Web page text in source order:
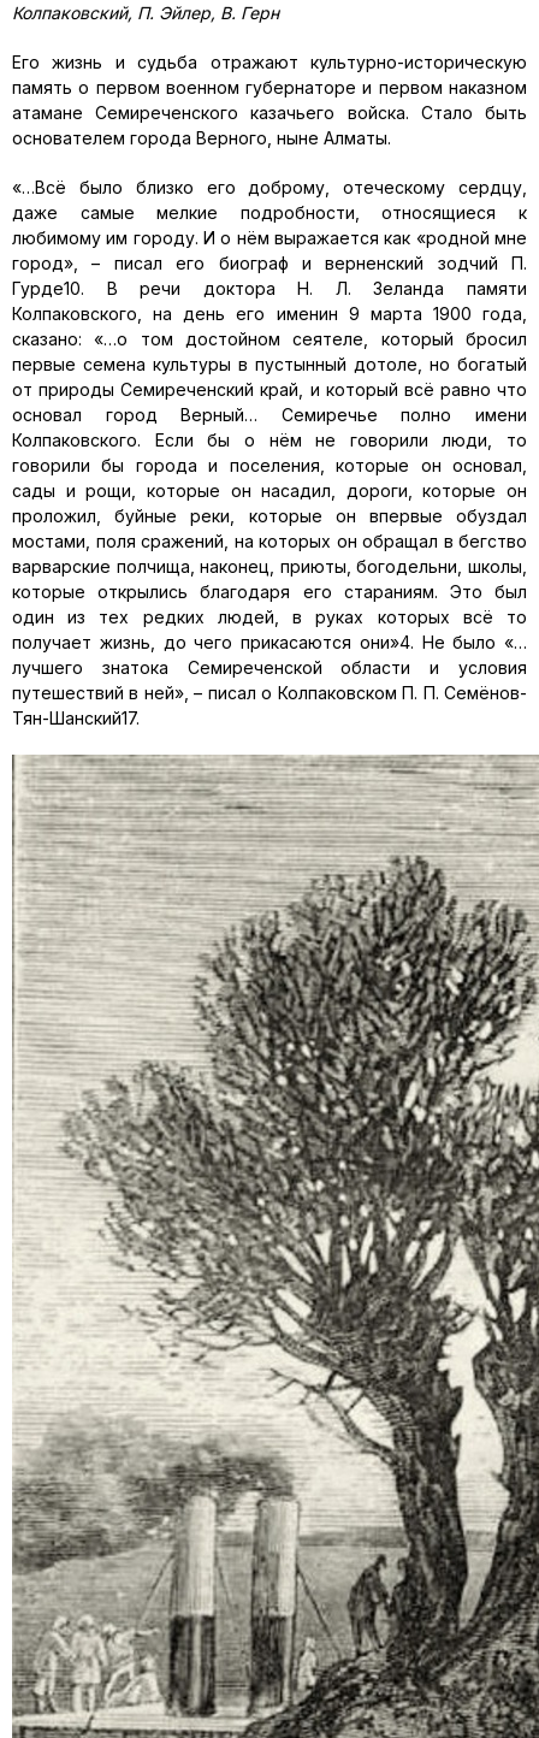
Колпаковский, П. Эйлер, В. Герн
Его жизнь и судьба отражают культурно-историческую
память о первом военном губернаторе и первом наказном
атамане Семиреченского казачьего войска. Стало быть
основателем города Верного, ныне Алматы.
«…Всё было близко его доброму, отеческому сердцу,
даже самые мелкие подробности, относящиеся к
любимому им городу. И о нём выражается как «родной мне
город», – писал его биограф и верненский зодчий П.
Гурде10. В речи доктора Н. Л. Зеланда памяти
Колпаковского, на день его именин 9 марта 1900 года,
сказано: «…о том достойном сеятеле, который бросил
первые семена культуры в пустынный дотоле, но богатый
от природы Семиреченский край, и который всё равно что
основал город Верный… Семиречье полно имени
Колпаковского. Если бы о нём не говорили люди, то
говорили бы города и поселения, которые он основал,
сады и рощи, которые он насадил, дороги, которые он
проложил, буйные реки, которые он впервые обуздал
мостами, поля сражений, на которых он обращал в бегство
варварские полчища, наконец, приюты, богодельни, школы,
которые открылись благодаря его стараниям. Это был
один из тех редких людей, в руках которых всё то
получает жизнь, до чего прикасаются они»4. Не было «…
лучшего знатока Семиреченской области и условия
путешествий в ней», – писал о Колпаковском П. П. Семёнов-
Тян-Шанский17.